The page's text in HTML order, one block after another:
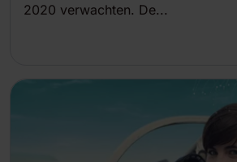
2020 verwachten. De...